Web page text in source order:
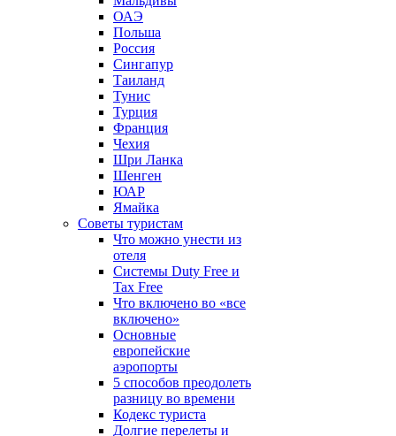
ОАЭ
Польша
Россия
Сингапур
Таиланд
Тунис
Турция
Франция
Чехия
Шри Ланка
Шенген
ЮАР
Ямайка
Советы туристам
Что можно унести из
отеля
Системы Duty Free и
Tax Free
Что включено во «все
включено»
Основные
европейские
аэропорты
5 способов преодолеть
разницу во времени
Кодекс туриста
Долгие перелеты и